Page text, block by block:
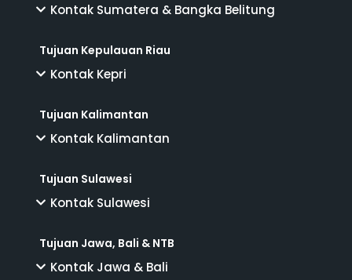
Kontak Sumatera & Bangka Belitung
Tujuan Kepulauan Riau
Kontak Kepri
Tujuan Kalimantan
Kontak Kalimantan
Tujuan Sulawesi
Kontak Sulawesi
Tujuan Jawa, Bali & NTB
Kontak Jawa & Bali